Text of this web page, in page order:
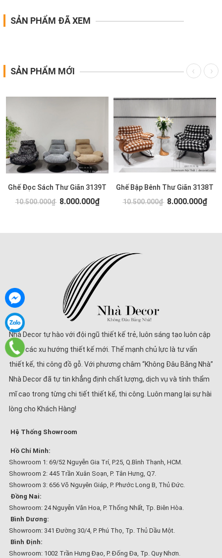
SẢN PHẨM ĐÃ XEM
SẢN PHẨM MỚI
Ghế Đọc Sách Thư Giãn 3139T
10.500.000₫ 8.000.000₫
Ghế Bập Bênh Thư Giãn 3138T
10.500.000₫ 8.000.000₫
Nhà Decor tự hào với đội ngũ thiết kế trẻ, luôn sáng tạo luôn cập
nhật các xu hướng thiết kế mới. Thế mạnh chủ lực là tư vấn
thiết kế, thi công đồ gỗ. Với phương châm “Không Đâu Bằng Nhà”
Nhà Decor đã tự tin khẳng định chất lượng, dịch vụ và tính thẩm
mĩ cao trong từng chi tiết thiết kế, thi công. Luôn mang lại sự hài
lòng cho Khách Hàng!
Hệ Thống Showroom
Hồ Chí Minh:
Showroom 1: 69/52 Nguyễn Gia Trí, P.25, Q.Bình Thạnh, HCM.
Showroom 2: 445 Trần Xuân Soạn, P. Tân Hưng, Q7.
Showroom 3: 656 Võ Nguyên Giáp, P. Phước Long B, Thủ Đức.
Đồng Nai:
Showroom: 24 Nguyễn Văn Hoa, P. Thống Nhất, Tp. Biên Hòa.
Bình Dương:
Showroom: 341 Đường 30/4, P. Phú Thọ, Tp. Thủ Dầu Một.
Bình Định:
Showroom: 1002 Trần Hưng Đạo, P. Đống Đa, Tp. Quy Nhơn.